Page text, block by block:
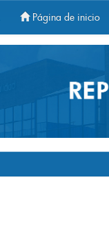
Página de inicio